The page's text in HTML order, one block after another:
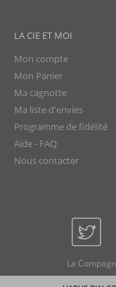
LA CIE ET MOI
Mon compte
Mon Panier
Ma cagnotte
Ma liste d'envies
Programme de fidélité
Aide - FAQ
Nous contacter
La